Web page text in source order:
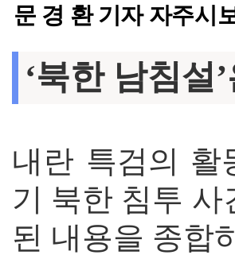
문 경 환 기자 자주시
‘북한 남침설
내란 특검의 활
기 북한 침투
된 내용을 종합